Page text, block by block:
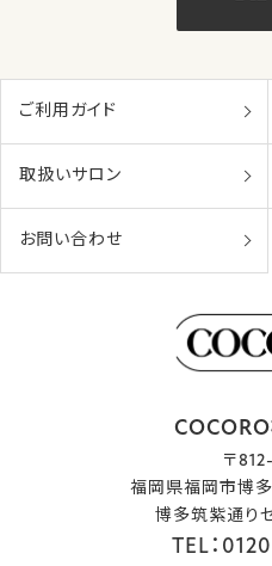
ご利用ガイド
取扱いサロン
お問い合わせ
〒
福岡県福岡市博
博多筑紫通り
TEL：